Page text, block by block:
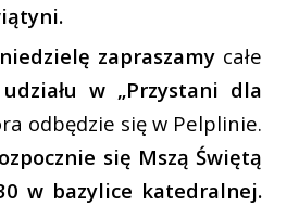
zapraszamy całe
w „Przystani dla
odbędzie się w Pelplinie.
się Mszą Świętą
w bazylice katedralnej.